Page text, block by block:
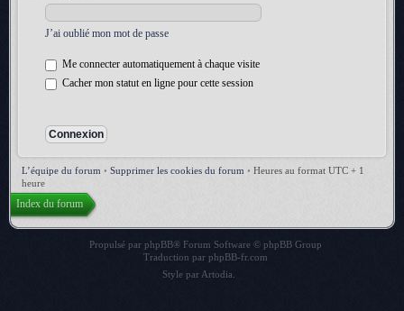
J’ai oublié mon mot de passe
Me connecter automatiquement à chaque visite
Cacher mon statut en ligne pour cette session
L’équipe du forum • Supprimer les cookies du forum • Heures au format UTC + 1
heure
Index du forum
Propulsé par phpBB® Forum Software © phpBB Group
Traduction par phpBB-fr.com
Style par Artodia